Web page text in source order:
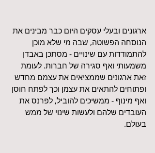
ארגונים ובעלי עסקים היום כבר מבינים את
הנוסחה הפשוטה, שבה מי שלא מוכן
להתמודדות עם שינויים - מסתכן באבדן
משמעותי ואף סגירה של חברות. לעומת
זאת ארגונים שממציאים את עצמם מחדש
ופתוחים להתאים את עצמן וכך לפתח חוסן
ואף מינוף - ממשיכים להוביל, לפרנס את
העובדים שלהם ולעשות שינוי של ממש
בעולם.